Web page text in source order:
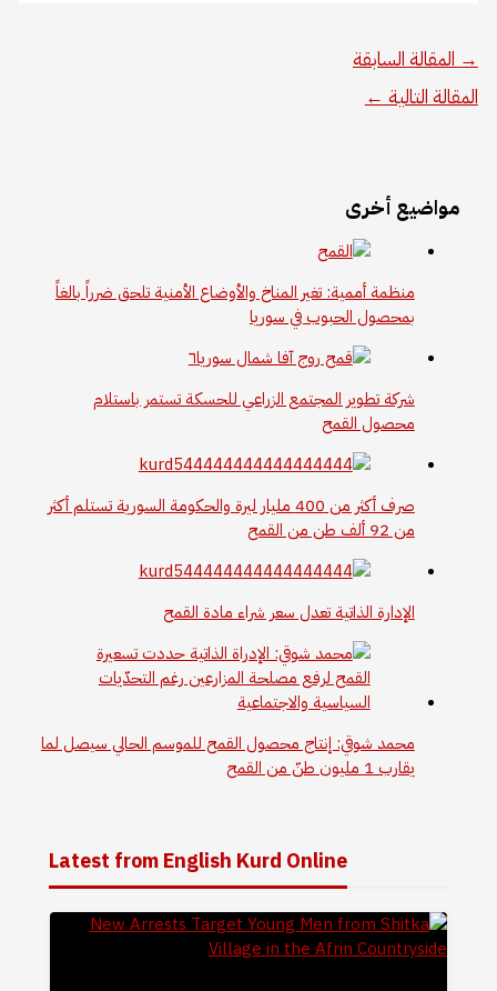
→ المقالة السابقة
المقالة التالية ←
مواضيع أخرى
منظمة أممية: تغير المناخ والأوضاع الأمنية تلحق ضرراً بالغاً
بمحصول الحبوب في سوريا
شركة تطوير المجتمع الزراعي للحسكة تستمر باستلام
محصول القمح
صرف أكثر من 400 مليار ليرة والحكومة السورية تستلم أكثر
من 92 ألف طن من القمح
الإدارة الذاتية تعدل سعر شراء مادة القمح
محمد شوقي: إنتاج محصول القمح للموسم الحالي سيصل لما
يقارب 1 مليون طنّ من القمح
Latest from English Kurd Online